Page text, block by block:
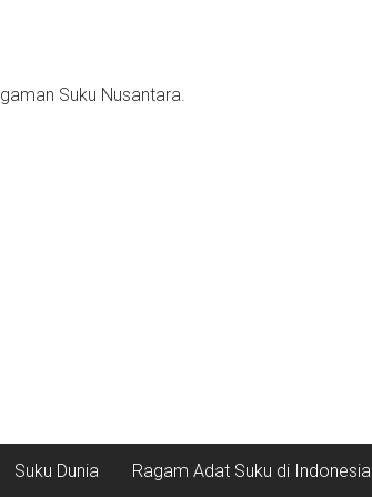
Suku Nusantara.
Suku Dunia Ragam Adat Suku di Indonesia